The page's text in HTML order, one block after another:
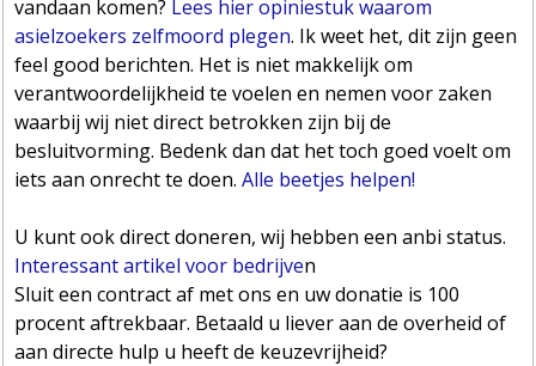
vandaan komen? Lees hier opiniestuk waarom
asielzoekers zelfmoord plegen. Ik weet het, dit zijn geen
feel good berichten. Het is niet makkelijk om
verantwoordelijkheid te voelen en nemen voor zaken
waarbij wij niet direct betrokken zijn bij de
besluitvorming. Bedenk dan dat het toch goed voelt om
iets aan onrecht te doen.Alle beetjes helpen!
U kunt ook direct doneren, wij hebben een anbi status.
Interessant artikel voor bedrijven
Sluit een contract af met ons en uw donatie is 100
procent aftrekbaar. Betaald u liever aan de overheid of
aan directe hulp u heeft de keuzevrijheid?